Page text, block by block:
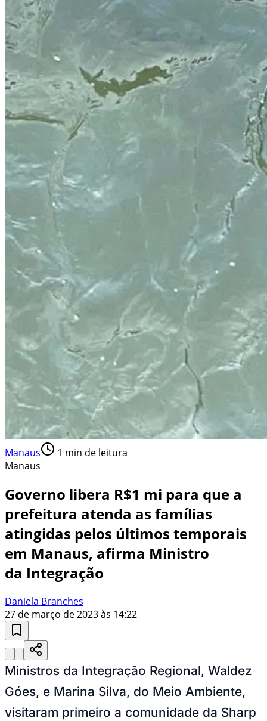
Manaus 1 min de leitura
Manaus
Governo libera R$1 mi para que a
prefeitura atenda as famílias
atingidas pelos últimos temporais
em Manaus, afirma Ministro
da Integração
Daniela Branches
27 de março de 2023 às 14:22
Ministros da Integração Regional, Waldez
Góes, e Marina Silva, do Meio Ambiente,
visitaram primeiro a comunidade da Sharp